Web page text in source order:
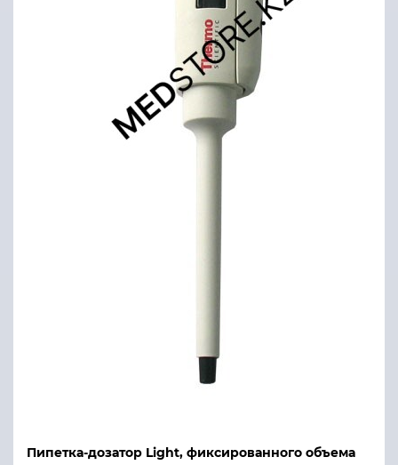
Пипетка-дозатор Light, фиксированного объема